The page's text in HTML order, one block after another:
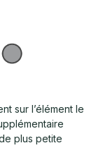
sur l’élément le
plus petite